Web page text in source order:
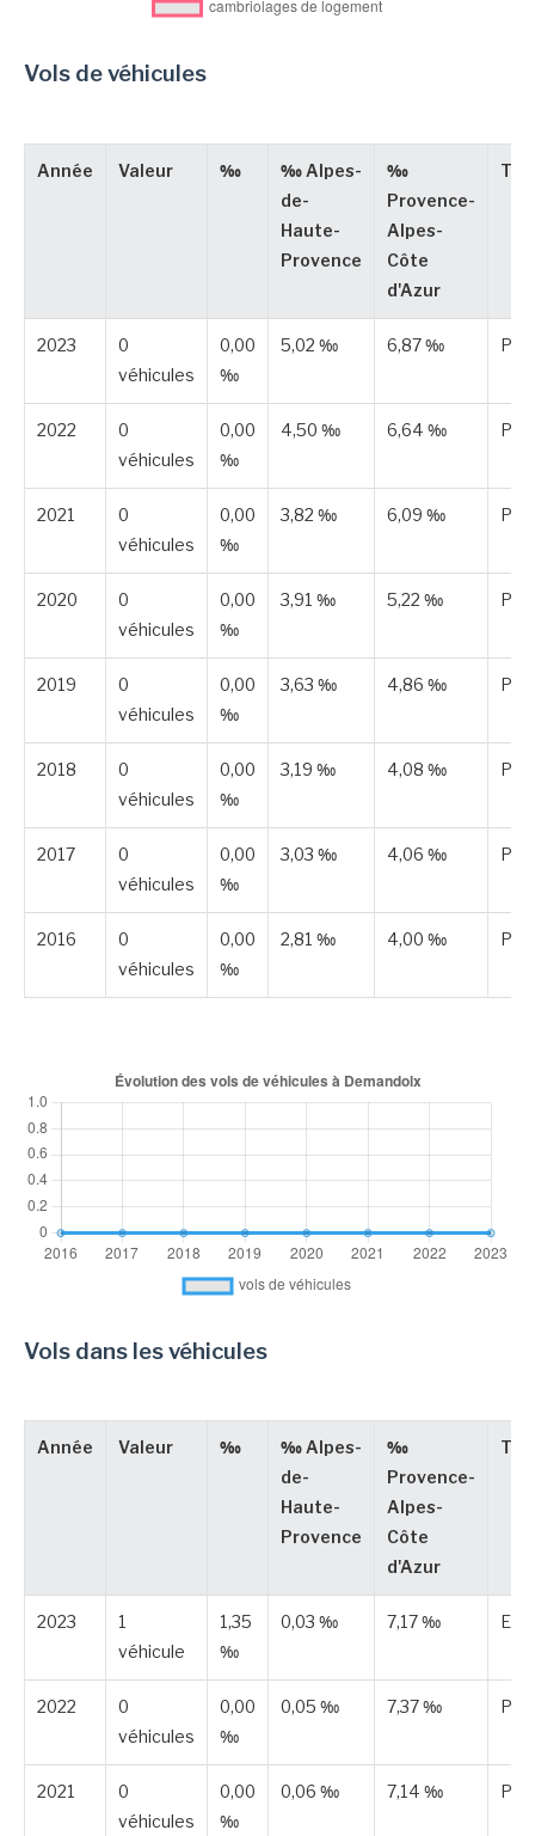
Vols de véhicules
Année Valeur ‰
‰ Alpes-
de-
Haute-
Provence
‰
Provence-
Alpes-
Côte
d'Azur
2023
0
véhicules
0,00
‰
5,02 ‰ 6,87 ‰
2022
0
véhicules
0,00
‰
4,50 ‰ 6,64 ‰
2021
0
véhicules
0,00
‰
3,82 ‰ 6,09 ‰
2020
0
véhicules
0,00
‰
3,91 ‰ 5,22 ‰
2019
0
véhicules
0,00
‰
3,63 ‰ 4,86 ‰
2018
0
véhicules
0,00
‰
3,19 ‰ 4,08 ‰
2017
0
véhicules
0,00
‰
3,03 ‰ 4,06 ‰
2016
0
véhicules
0,00
‰
2,81 ‰ 4,00 ‰
Vols dans les véhicules
Année Valeur ‰
‰ Alpes-
de-
Haute-
Provence
‰
Provence-
Alpes-
Côte
d'Azur
2023
1
véhicule
1,35
‰
0,03 ‰ 7,17 ‰
2022
0
véhicules
0,00
‰
0,05 ‰ 7,37 ‰
2021
0
véhicules
0,00
‰
0,06 ‰ 7,14 ‰